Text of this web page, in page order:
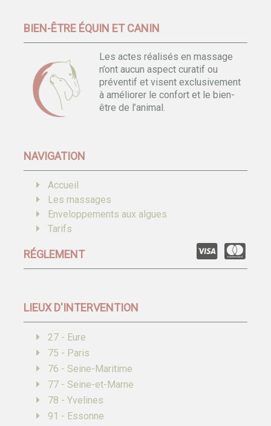
BIEN-ÊTRE ÉQUIN ET CANIN
Les actes réalisés en massage
n’ont aucun aspect curatif ou
préventif et visent exclusivement
à améliorer le confort et le bien-
être de l’animal.
NAVIGATION
Accueil
Les massages
Enveloppements aux algues
Tarifs
RÉGLEMENT
LIEUX D'INTERVENTION
27 - Eure
75 - Paris
76 - Seine-Maritime
77 - Seine-et-Marne
78 - Yvelines
91 - Essonne